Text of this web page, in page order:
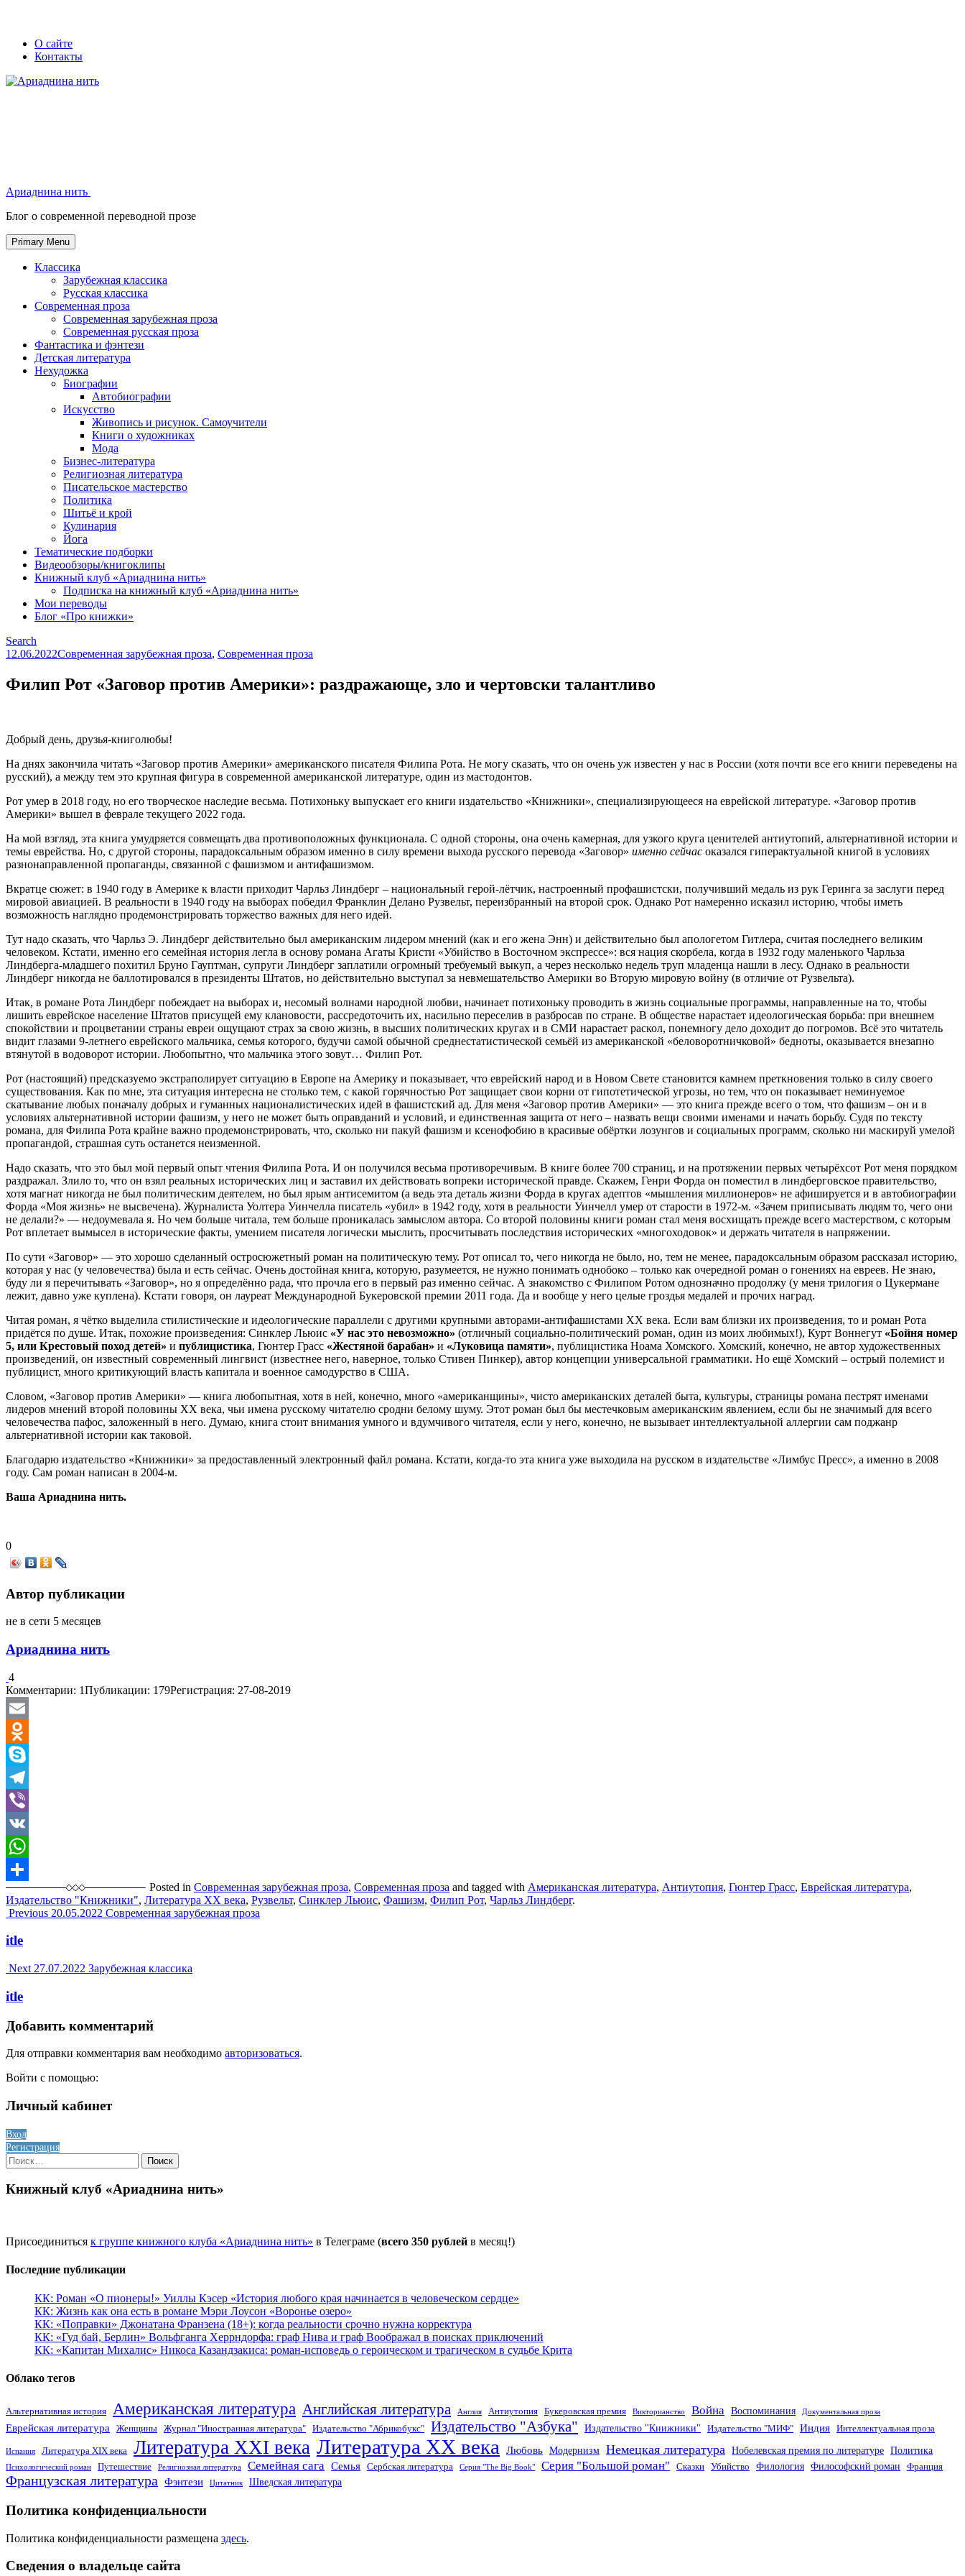
Skip
Secondary
left
navigation
Secondary
right
navigation
О сайте
Контакты
Ариаднина нить
Блог о современной переводной прозе
Primary Menu
Классика
Зарубежная классика
Русская классика
Современная проза
Современная зарубежная проза
Современная русская проза
Фантастика и фэнтези
Детская литература
Нехудожка
Биографии
Автобиографии
Искусство
Живопись и рисунок. Самоучители
Книги о художниках
Мода
Бизнес-литература
Религиозная литература
Писательское мастерство
Политика
Шитьё и крой
Кулинария
Йога
Тематические подборки
Видеообзоры/книгоклипы
Книжный клуб «Ариаднина нить»
Подписка на книжный клуб «Ариаднина нить»
Мои переводы
Блог «Про книжки»
Search
12.06.2022Современная зарубежная проза, Современная проза
Филип Рот «Заговор против Америки»: раздражающе, зло и чертовски талантливо
Добрый день, друзья-книголюбы!
На днях закончила читать «Заговор против Америки» американского писателя Филипа Рота. Не могу сказать, что он очень уж известен у нас в России (хотя почти все его книги переведены на
русский), а между тем это крупная фигура в современной американской литературе, один из мастодонтов.
Рот умер в 2018 году, но его творческое наследие весьма. Потихоньку выпускает его книги издательство «Книжники», специализирующееся на еврейской литературе. «Заговор против
Америки» вышел в феврале текущего 2022 года.
На мой взгляд, эта книга умудряется совмещать два противоположных функционала. С одной стороны, она очень камерная, для узкого круга ценителей антиутопий, альтернативной истории и
темы еврейства. Но, с другой стороны, парадоксальным образом именно в силу времени выхода русского перевода «Заговор» именно сейчас оказался гиперактуальной книгой в условиях
разнонаправленной пропаганды, связанной с фашизмом и антифашизмом.
Вкратце сюжет: в 1940 году в Америке к власти приходит Чарльз Линдберг – национальный герой-лётчик, настроенный профашистски, получивший медаль из рук Геринга за заслуги перед
мировой авиацией. В реальности в 1940 году на выборах победил Франклин Делано Рузвельт, переизбранный на второй срок. Однако Рот намеренно исказил историю, чтобы иметь
возможность наглядно продемонстрировать торжество важных для него идей.
Тут надо сказать, что Чарльз Э. Линдберг действительно был американским лидером мнений (как и его жена Энн) и действительно был апологетом Гитлера, считая последнего великим
человеком. Кстати, именно его семейная история легла в основу романа Агаты Кристи «Убийство в Восточном экспрессе»: вся нация скорбела, когда в 1932 году маленького Чарльза
Линдберга-младшего похитил Бруно Гауптман, супруги Линдберг заплатили огромный требуемый выкуп, а через несколько недель труп младенца нашли в лесу. Однако в реальности
Линдберг никогда не баллотировался в президенты Штатов, но действительно выступал за невмешательство Америки во Вторую мировую войну (в отличие от Рузвельта).
Итак, в романе Рота Линдберг побеждает на выборах и, несомый волнами народной любви, начинает потихоньку проводить в жизнь социальные программы, направленные на то, чтобы
лишить еврейское население Штатов присущей ему клановости, рассредоточить их, насильно переселив в разбросав по стране. В обществе нарастает идеологическая борьба: при внешнем
спокойствии и процветании страны евреи ощущают страх за свою жизнь, в высших политических кругах и в СМИ нарастает раскол, понемногу дело доходит до погромов. Всё это читатель
видит глазами 9-летнего еврейского мальчика, семья которого, будучи самой обычной среднестатистической семьёй из американской «беловоротничковой» бедноты, оказывается внезапно
втянутой в водоворот истории. Любопытно, что мальчика этого зовут… Филип Рот.
Рот (настоящий) предсказуемо экстраполирует ситуацию в Европе на Америку и показывает, что еврейский народ и в Новом Свете становится камнем преткновения только в силу своего
существования. Как по мне, эта ситуация интересна не столько тем, с какой горячностью Рот защищает свои корни от гипотетической угрозы, но тем, что он показывает неминуемое
скатывание любых поначалу добрых и гуманных националистических идей в фашистский ад. Для меня «Заговор против Америки» — это книга прежде всего о том, что фашизм – он и в
условиях альтернативной истории фашизм, у него не может быть оправданий и условий, и единственная защита от него – назвать вещи своими именами и начать борьбу. Судя по тексту
романа, для Филипа Рота крайне важно продемонстрировать, что, сколько ни пакуй фашизм и ксенофобию в красивые обёртки лозунгов и социальных программ, сколько ни маскируй умелой
пропагандой, страшная суть останется неизменной.
Надо сказать, что это был мой первый опыт чтения Филипа Рота. И он получился весьма противоречивым. В книге более 700 страниц, и на протяжении первых четырёхсот Рот меня порядком
раздражал. Злило то, что он взял реальных исторических лиц и заставил их действовать вопреки исторической правде. Скажем, Генри Форда он поместил в линдберговское правительство,
хотя магнат никогда не был политическим деятелем, но был ярым антисемитом (а ведь эта деталь жизни Форда в кругах адептов «мышления миллионеров» не афишируется и в автобиографии
Форда «Моя жизнь» не высвечена). Журналиста Уолтера Уинчелла писатель «убил» в 1942 году, хотя в реальности Уинчелл умер от старости в 1972-м. «Зачем приписывать людям то, чего они
не делали?» — недоумевала я. Но чем больше читала, тем больше проникалась замыслом автора. Со второй половины книги роман стал меня восхищать прежде всего мастерством, с которым
Рот вплетает вымысел в исторические факты, умением писателя логически мыслить, просчитывать последствия исторических «многоходовок» и держать читателя в напряжении.
По сути «Заговор» — это хорошо сделанный остросюжетный роман на политическую тему. Рот описал то, чего никогда не было, но, тем не менее, парадоксальным образом рассказал историю,
которая у нас (у человечества) была и есть сейчас. Очень достойная книга, которую, разумеется, не нужно понимать однобоко – только как очередной роман о гонениях на евреев. Не знаю,
буду ли я перечитывать «Заговор», но я определённо рада, что прочла его в первый раз именно сейчас. А знакомство с Филипом Ротом однозначно продолжу (у меня трилогия о Цукермане
лежит, давно уже куплена). Кстати говоря, он лауреат Международной Букеровской премии 2011 года. Да и вообще у него целые гроздья медалей и прочих наград.
Читая роман, я чётко выделила стилистические и идеологические параллели с другими крупными авторами-антифашистами ХХ века. Если вам близки их произведения, то и роман Рота
придётся по душе. Итак, похожие произведения: Синклер Льюис «У нас это невозможно» (отличный социально-политический роман, один из моих любимых!), Курт Воннегут «Бойня номер
5, или Крестовый поход детей» и публицистика, Гюнтер Грасс «Жестяной барабан» и «Луковица памяти», публицистика Ноама Хомского. Хомский, конечно, не автор художественных
произведений, он известный современный лингвист (известнее него, наверное, только Стивен Пинкер), автор концепции универсальной грамматики. Но ещё Хомский – острый полемист и
публицист, много критикующий власть капитала и военное самодурство в США.
Словом, «Заговор против Америки» — книга любопытная, хотя в ней, конечно, много «американщины», чисто американских деталей быта, культуры, страницы романа пестрят именами
лидеров мнений второй половины ХХ века, чьи имена русскому читателю сродни белому шуму. Этот роман был бы местечковым американским явлением, если бы не значимый для всего
человечества пафос, заложенный в него. Думаю, книга стоит внимания умного и вдумчивого читателя, если у него, конечно, не вызывает интеллектуальной аллергии сам поджанр
альтернативной истории как таковой.
Благодарю издательство «Книжники» за предоставленный электронный файл романа. Кстати, когда-то эта книга уже выходила на русском в издательстве «Лимбус Пресс», а именно в 2008
году. Сам роман написан в 2004-м.
Ваша Ариаднина нить.
0
Автор публикации
не в сети 5 месяцев
Ариаднина нить
4
Комментарии: 1Публикации: 179Регистрация: 27-08-2019
Email
Odnoklassniki
Skype
Telegram
Viber
VK
WhatsApp
Отправить
Posted in Современная зарубежная проза, Современная проза and tagged with Американская литература, Антиутопия, Гюнтер Грасс, Еврейская литература,
Издательство "Книжники", Литература XX века, Рузвельт, Синклер Льюис, Фашизм, Филип Рот, Чарльз Линдберг.
Post
navigation
Previous 20.05.2022 Современная зарубежная проза
itle
Next 27.07.2022 Зарубежная классика
itle
Добавить комментарий
Для отправки комментария вам необходимо авторизоваться.
Войти с помощью:
Личный кабинет
Вход
Регистрация
Найти:
Книжный клуб «Ариаднина нить»
Присоединиться к группе книжного клуба «Ариаднина нить» в Телеграме (всего 350 рублей в месяц!)
Последние публикации
КК: Роман «О пионеры!» Уиллы Кэсер «История любого края начинается в человеческом сердце»
КК: Жизнь как она есть в романе Мэри Лоусон «Воронье озеро»
КК: «Поправки» Джонатана Франзена (18+): когда реальности срочно нужна корректура
КК: «Гуд бай, Берлин» Вольфганга Херрндорфа: граф Нива и граф Воображал в поисках приключений
КК: «Капитан Михалис» Никоса Казандзакиса: роман-исповедь о героическом и трагическом в судьбе Крита
Облако тегов
Альтернативная история Американская литература Английская литература Англия Антиутопия Букеровская премия Викторианство Война Воспоминания Документальная проза
Еврейская литература Женщины Журнал "Иностранная литература" Издательство "Абрикобукс" Издательство "Азбука" Издательство "Книжники" Издательство "МИФ" Индия Интеллектуальная проза
Испания Литература XIX века Литература XXI века Литература XX века Любовь Модернизм Немецкая литература Нобелевская премия по литературе Политика
Психологический роман Путешествие Религиозная литература Семейная сага Семья Сербская литература Серия "The Big Book" Серия "Большой роман" Сказки Убийство Филология Философский роман Франция
Французская литература Фэнтези Цитатник Шведская литература
Политика конфиденциальности
Политика конфиденциальности размещена здесь.
Сведения о владельце сайта